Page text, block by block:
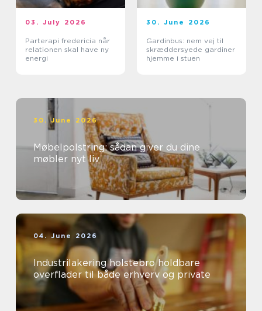
03. July 2026
Parterapi fredericia når
relationen skal have ny
energi
30. June 2026
Gardinbus: nem vej til
skræddersyede gardiner
hjemme i stuen
30. June 2026
Møbelpolstring: sådan giver du dine
møbler nyt liv
04. June 2026
Industrilakering holstebro holdbare
overflader til både erhverv og private